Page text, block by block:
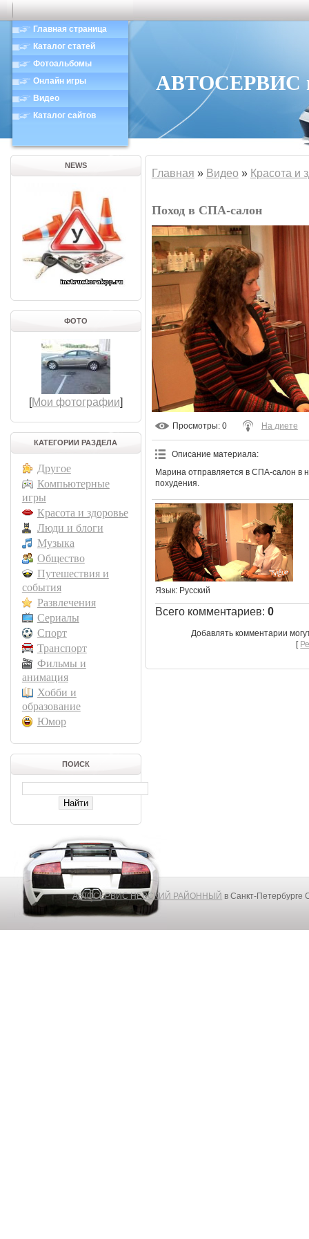
Главная страница
Каталог статей
Фотоальбомы
Онлайн игры
Видео
Каталог сайтов
АВТОСЕРВИС в
NEWS
ФОТО
[Мои фотографии]
КАТЕГОРИИ РАЗДЕЛА
Другое
Компьютерные
игры
Красота и здоровье
Люди и блоги
Музыка
Общество
Путешествия и
события
Развлечения
Сериалы
Спорт
Транспорт
Фильмы и
анимация
Хобби и
образование
Юмор
ПОИСК
Главная » Видео » Красота и
Поход в СПА-салон
Просмотры: 0 На диете
Описание материала:
Марина отправляется в СПА-салон в
похудения.
Язык: Русский
Всего комментариев: 0
Добавлять комментарии
[
АВТОСЕРВИС НЕВСКИЙ РАЙОННЫЙ в Санкт-Петербурге